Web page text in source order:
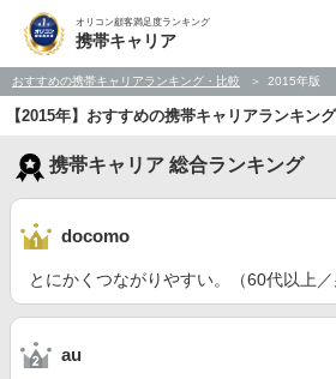
オリコン顧客満足度ランキング
携帯キャリア
おすすめの携帯キャリアランキング・比較 2015年版
【2015年】おすすめの携帯キャリアランキン
携帯キャリア 総合ランキング
docomo
とにかくつながりやすい。（60代以上／
au